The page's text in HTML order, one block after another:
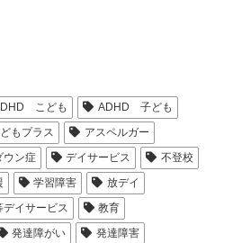
こども
ADHD 子ども
もプラス
アスペルガー
ウン症 デイサービス
不登校
学習障害
放デイ
デイサービス
教育
発達障がい
発達障害